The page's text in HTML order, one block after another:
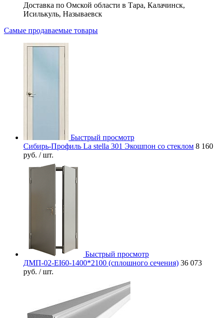
Доставка по Омской области в Тара, Калачинск,
Исилькуль, Называевск
Самые продаваемые товары
Быстрый просмотр
Сибирь-Профиль La stella 301 Экошпон со стеклом 8 160
руб. / шт.
Быстрый просмотр
ДМП-02-EI60-1400*2100 (сплошного сечения) 36 073
руб. / шт.